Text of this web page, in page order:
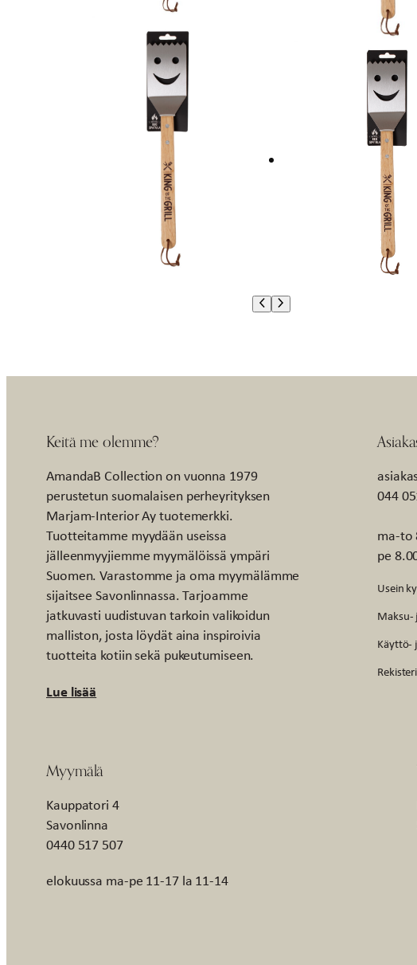
Keitä me olemme?
AmandaB Collection on vuonna 1979
perustetun suomalaisen perheyrityksen
Marjam-Interior Ay tuotemerkki.
Tuotteitamme myydään useissa
jälleenmyyjiemme myymälöissä ympäri
Suomen. Varastomme ja oma myymälämme
sijaitsee Savonlinnassa. Tarjoamme
jatkuvasti uudistuvan tarkoin valikoidun
malliston, josta löydät aina inspiroivia
tuotteita kotiin sekä pukeutumiseen.
Lue lisää
044
ma-to
pe
Usein
Käyttö-
Myymälä
Kauppatori 4
Savonlinna
0440 517 507
elokuussa ma-pe 11-17 la 11-14